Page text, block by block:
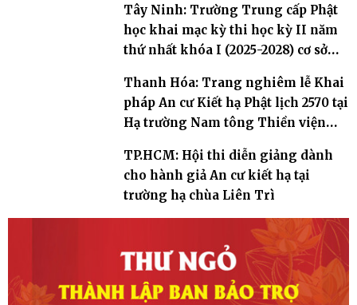
Tây Ninh: Trường Trung cấp Phật
học khai mạc kỳ thi học kỳ II năm
thứ nhất khóa I (2025-2028) cơ sở
Thanh Hóa: Trang nghiêm lễ Khai
pháp An cư Kiết hạ Phật lịch 2570 tại
Hạ trường Nam tông Thiền viện
TP.HCM: Hội thi diễn giảng dành
cho hành giả An cư kiết hạ tại
trường hạ chùa Liên Trì